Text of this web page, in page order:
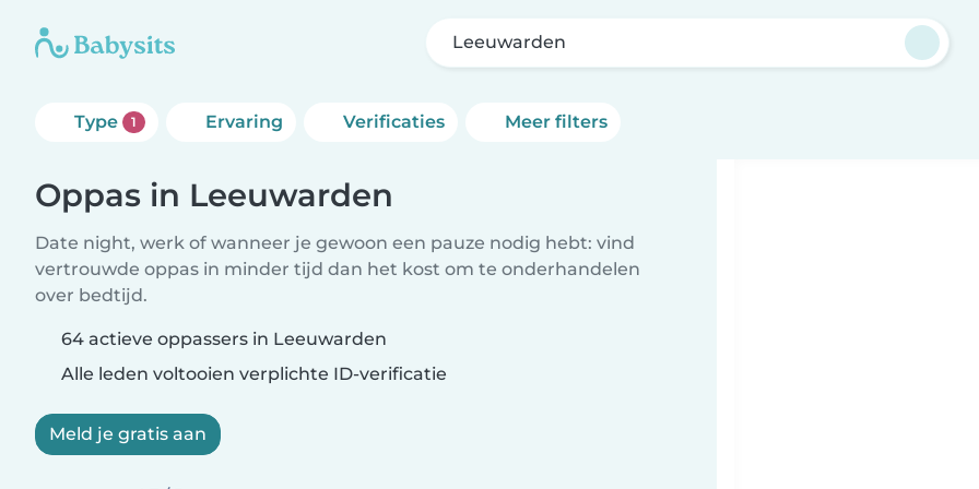
Leeuwarden
Type 1 Ervaring Verificaties Meer filters
Oppas in Leeuwarden
Date night, werk of wanneer je gewoon een pauze nodig hebt: vind
vertrouwde oppas in minder tijd dan het kost om te onderhandelen
over bedtijd.
64 actieve oppassers in Leeuwarden
Alle leden voltooien verplichte ID-verificatie
Meld je gratis aan